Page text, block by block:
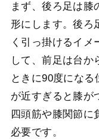
まず、後ろ足は膝
形にします。後ろ
く引っ掛けるイメ
して、前足は台か
ときに90度にな
が近すぎると膝が
四頭筋や膝関節に
必要です。